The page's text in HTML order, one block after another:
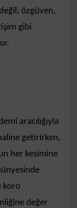
özgüven,
gibi
aracılığıyla
getirirken,
her kesimine
koro
değer